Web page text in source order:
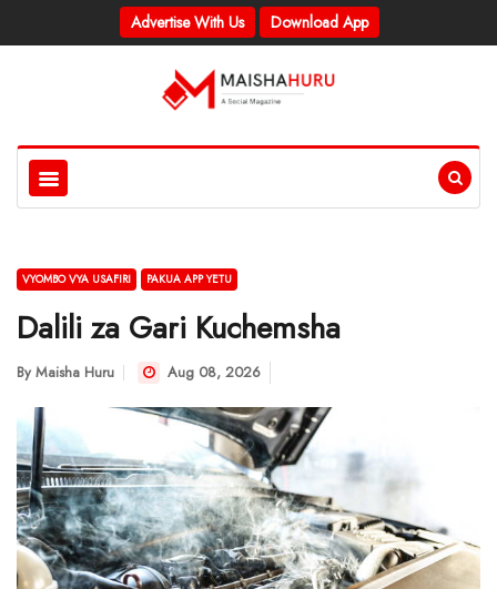
Advertise With Us Download App
VYOMBO VYA USAFIRI PAKUA APP YETU
Dalili za Gari Kuchemsha
By Maisha Huru Aug 08, 2026